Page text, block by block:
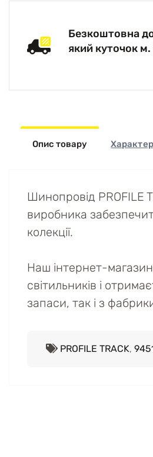
Безкоштовна
який куточок
Опис товару
Шинопровід PROFILE
виробника
колекції.
Наш інтернет-
світильників і
запаси, так і з
PROFILE TRACK,